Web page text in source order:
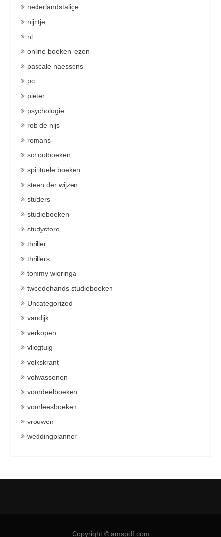
nederlandstalige
nijntje
nl
online boeken lezen
pascale naessens
pc
pieter
psychologie
rob de nijs
romans
schoolboeken
spirituele boeken
steen der wijzen
studers
studieboeken
studystore
thriller
thrillers
tommy wieringa
tweedehands studieboeken
Uncategorized
vandijk
verkopen
vliegtuig
volkskrant
volwassenen
voordeelboeken
voorleesboeken
vrouwen
weddingplanner
Copyright © amspdf.com